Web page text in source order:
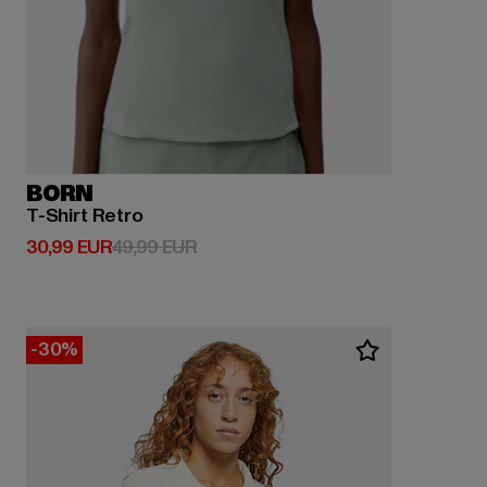
BORN
T-Shirt Retro
30,99 EUR
Derzeitiger Preis: 30,99 EUR
49,99 EURAktionspreis: 49,99 EUR
-30%